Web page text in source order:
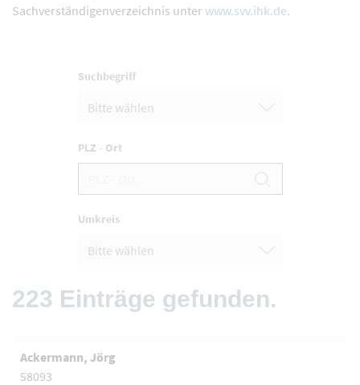
Sachverständigenverzeichnis unterwww.svv.ihk.de.
Suchbegriff
PLZ - Ort
Umkreis
223 Einträge gefunden.
Ackermann, Jörg
58093